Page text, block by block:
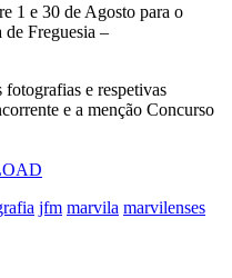
1 e 30 de Agosto para o
de Freguesia –
fotografias e respetivas
e a menção Concurso
jfm marvila marvilenses